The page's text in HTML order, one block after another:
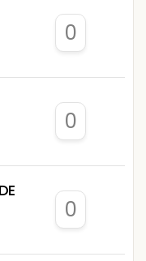
0
0
0